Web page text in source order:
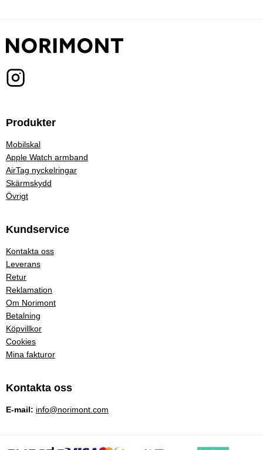
Produkter
Mobilskal
Apple Watch armband
AirTag nyckelringar
Skärmskydd
Övrigt
Kundservice
Kontakta oss
Leverans
Retur
Reklamation
Om Norimont
Betalning
Köpvillkor
Cookies
Mina fakturor
Kontakta oss
E-mail: info@norimont.com